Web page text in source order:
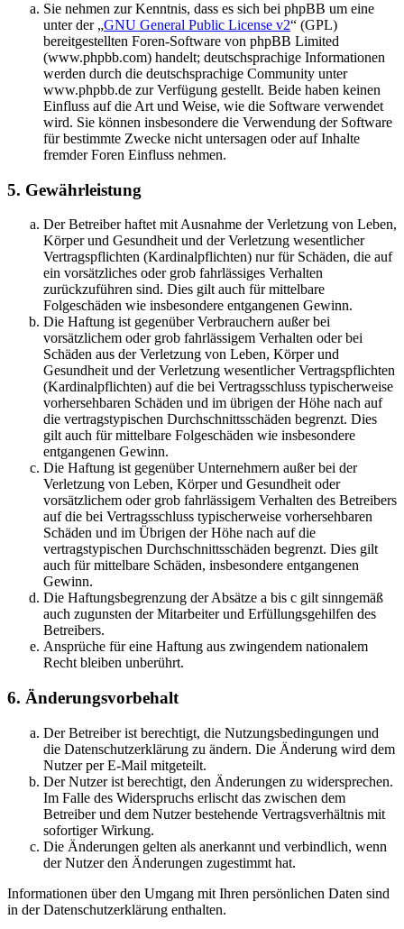
Sie nehmen zur Kenntnis, dass es sich bei phpBB um eine
unter der „GNU General Public License v2“ (GPL)
bereitgestellten Foren-Software von phpBB Limited
(www.phpbb.com) handelt; deutschsprachige Informationen
werden durch die deutschsprachige Community unter
www.phpbb.de zur Verfügung gestellt. Beide haben keinen
Einfluss auf die Art und Weise, wie die Software verwendet
wird. Sie können insbesondere die Verwendung der Software
für bestimmte Zwecke nicht untersagen oder auf Inhalte
fremder Foren Einfluss nehmen.
5. Gewährleistung
Der Betreiber haftet mit Ausnahme der Verletzung von Leben,
Körper und Gesundheit und der Verletzung wesentlicher
Vertragspflichten (Kardinalpflichten) nur für Schäden, die auf
ein vorsätzliches oder grob fahrlässiges Verhalten
zurückzuführen sind. Dies gilt auch für mittelbare
Folgeschäden wie insbesondere entgangenen Gewinn.
Die Haftung ist gegenüber Verbrauchern außer bei
vorsätzlichem oder grob fahrlässigem Verhalten oder bei
Schäden aus der Verletzung von Leben, Körper und
Gesundheit und der Verletzung wesentlicher Vertragspflichten
(Kardinalpflichten) auf die bei Vertragsschluss typischerweise
vorhersehbaren Schäden und im übrigen der Höhe nach auf
die vertragstypischen Durchschnittsschäden begrenzt. Dies
gilt auch für mittelbare Folgeschäden wie insbesondere
entgangenen Gewinn.
Die Haftung ist gegenüber Unternehmern außer bei der
Verletzung von Leben, Körper und Gesundheit oder
vorsätzlichem oder grob fahrlässigem Verhalten des Betreibers
auf die bei Vertragsschluss typischerweise vorhersehbaren
Schäden und im Übrigen der Höhe nach auf die
vertragstypischen Durchschnittsschäden begrenzt. Dies gilt
auch für mittelbare Schäden, insbesondere entgangenen
Gewinn.
Die Haftungsbegrenzung der Absätze a bis c gilt sinngemäß
auch zugunsten der Mitarbeiter und Erfüllungsgehilfen des
Betreibers.
Ansprüche für eine Haftung aus zwingendem nationalem
Recht bleiben unberührt.
6. Änderungsvorbehalt
Der Betreiber ist berechtigt, die Nutzungsbedingungen und
die Datenschutzerklärung zu ändern. Die Änderung wird dem
Nutzer per E-Mail mitgeteilt.
Der Nutzer ist berechtigt, den Änderungen zu widersprechen.
Im Falle des Widerspruchs erlischt das zwischen dem
Betreiber und dem Nutzer bestehende Vertragsverhältnis mit
sofortiger Wirkung.
Die Änderungen gelten als anerkannt und verbindlich, wenn
der Nutzer den Änderungen zugestimmt hat.
Informationen über den Umgang mit Ihren persönlichen Daten sind
in der Datenschutzerklärung enthalten.